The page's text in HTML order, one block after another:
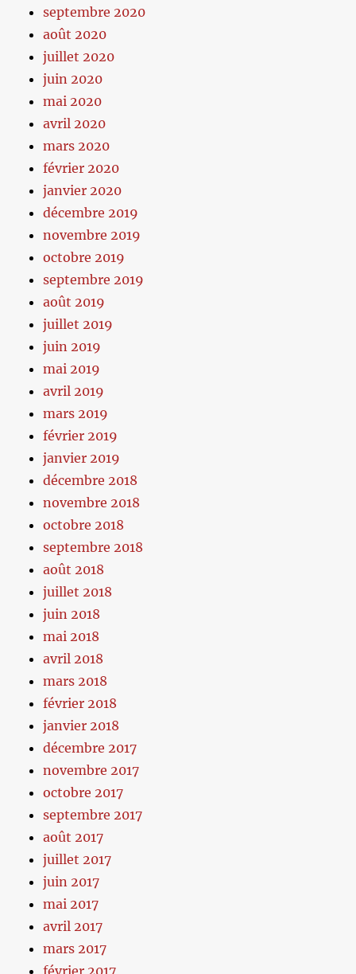
septembre 2020
août 2020
juillet 2020
juin 2020
mai 2020
avril 2020
mars 2020
février 2020
janvier 2020
décembre 2019
novembre 2019
octobre 2019
septembre 2019
août 2019
juillet 2019
juin 2019
mai 2019
avril 2019
mars 2019
février 2019
janvier 2019
décembre 2018
novembre 2018
octobre 2018
septembre 2018
août 2018
juillet 2018
juin 2018
mai 2018
avril 2018
mars 2018
février 2018
janvier 2018
décembre 2017
novembre 2017
octobre 2017
septembre 2017
août 2017
juillet 2017
juin 2017
mai 2017
avril 2017
mars 2017
février 2017